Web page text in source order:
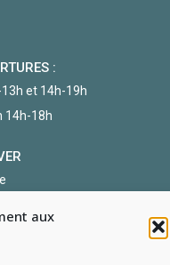
aux
:
et 14h-19h
14h-18h